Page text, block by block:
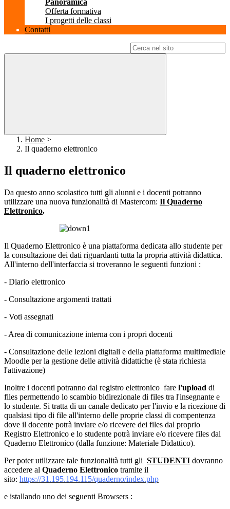
Panoramica
Offerta formativa
I progetti delle classi
Contatti
Home >
Il quaderno elettronico
Il quaderno elettronico
Da questo anno scolastico tutti gli alunni e i docenti potranno
utilizzare una nuova funzionalità di Mastercom: Il Quaderno
Elettronico.
Il Quaderno Elettronico è una piattaforma dedicata allo studente per
la consultazione dei dati riguardanti tutta la propria attività didattica.
All'interno dell'interfaccia si troveranno le seguenti funzioni :
- Diario elettronico
- Consultazione argomenti trattati
- Voti assegnati
- Area di comunicazione interna con i propri docenti
- Consultazione delle lezioni digitali e della piattaforma multimediale
Moodle per la gestione delle attività didattiche (è stata richiesta
l'attivazione)
Inoltre i docenti potranno dal registro elettronico fare l'upload di
files permettendo lo scambio bidirezionale di files tra l'insegnante e
lo studente. Si tratta di un canale dedicato per l'invio e la ricezione di
qualsiasi tipo di file all'interno delle proprie classi di compentenza
dove il docente potrà inviare e/o ricevere dei files dal proprio
Registro Elettronico e lo studente potrà inviare e/o ricevere files dal
Quaderno Elettronico (dalla funzione: Materiale Didattico).
Per poter utilizzare tale funzionalità tutti gli STUDENTI dovranno
accedere al Quaderno Elettronico tramite il
sito: https://31.195.194.115/quaderno/index.php
e istallando uno dei seguenti Browsers :